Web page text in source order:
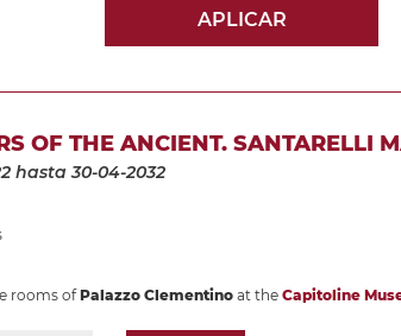
APLICAR
OF THE ANCIENT. SANTARELLI
hasta 30-04-2032
rooms ofPalazzo Clementino at the Capitoline